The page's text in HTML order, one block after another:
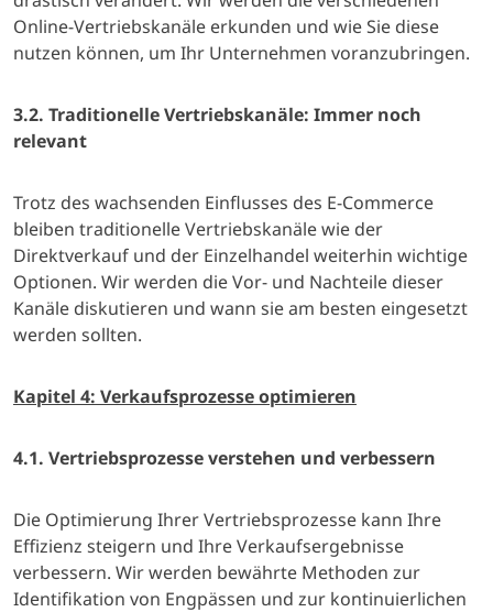
Online-Vertriebskanäle erkunden und wie Sie diese
nutzen können, um Ihr Unternehmen voranzubringen.
3.2. Traditionelle Vertriebskanäle: Immer noch
relevant
Trotz des wachsenden Einflusses des E-Commerce
bleiben traditionelle Vertriebskanäle wie der
Direktverkauf und der Einzelhandel weiterhin wichtige
Optionen. Wir werden die Vor- und Nachteile dieser
Kanäle diskutieren und wann sie am besten eingesetzt
werden sollten.
Kapitel 4: Verkaufsprozesse optimieren
4.1. Vertriebsprozesse verstehen und verbessern
Die Optimierung Ihrer Vertriebsprozesse kann Ihre
Effizienz steigern und Ihre Verkaufsergebnisse
verbessern. Wir werden bewährte Methoden zur
Identifikation von Engpässen und zur kontinuierlichen